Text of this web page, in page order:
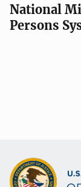
National
Persons